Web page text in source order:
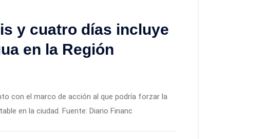
y cuatro días incluye
en la Región
con el marco de acción al que podría forzar la
en la ciudad. Fuente: Diario Financ